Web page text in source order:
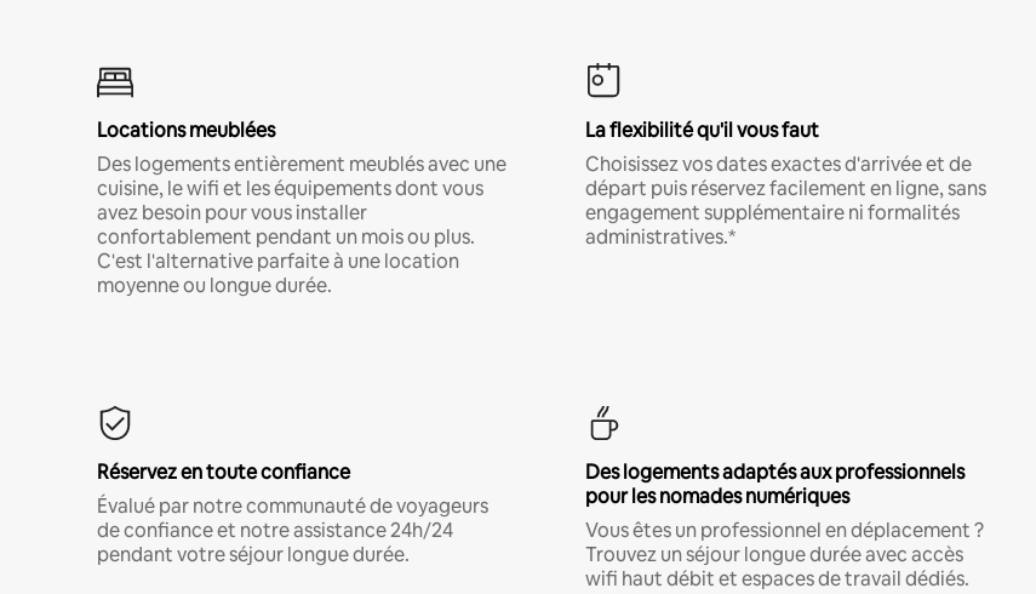
Locations meublées
Des logements entièrement meublés avec une
cuisine, le wifi et les équipements dont vous
avez besoin pour vous installer
confortablement pendant un mois ou plus.
C'est l'alternative parfaite à une location
moyenne ou longue durée.
La flexibilité qu'il vous faut
Choisissez vos dates exactes d'arrivée et de
départ puis réservez facilement en ligne, sans
engagement supplémentaire ni formalités
administratives.*
Réservez en toute confiance
Évalué par notre communauté de voyageurs
de confiance et notre assistance 24h/24
pendant votre séjour longue durée.
Des logements adaptés aux professionnels
pour les nomades numériques
Vous êtes un professionnel en déplacement ?
Trouvez un séjour longue durée avec accès
wifi haut débit et espaces de travail dédiés.